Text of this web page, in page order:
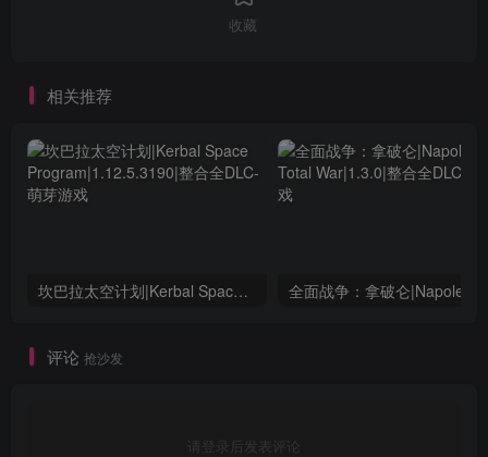
收藏
相关推荐
坎巴拉太空计划|Kerbal Space Program|1.12.5.3190|整合全DLC
评论 抢沙发
请登录后发表评论